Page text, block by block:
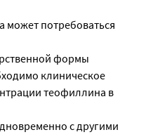
может потребоваться
формы
клиническое
теофиллина в
с другими